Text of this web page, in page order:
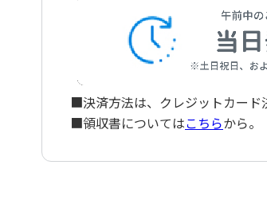
■決済方法は、クレジットカード
■領収書についてはこちらから。